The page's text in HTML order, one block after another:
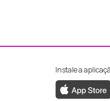
da RTP
da RTP
Instale a